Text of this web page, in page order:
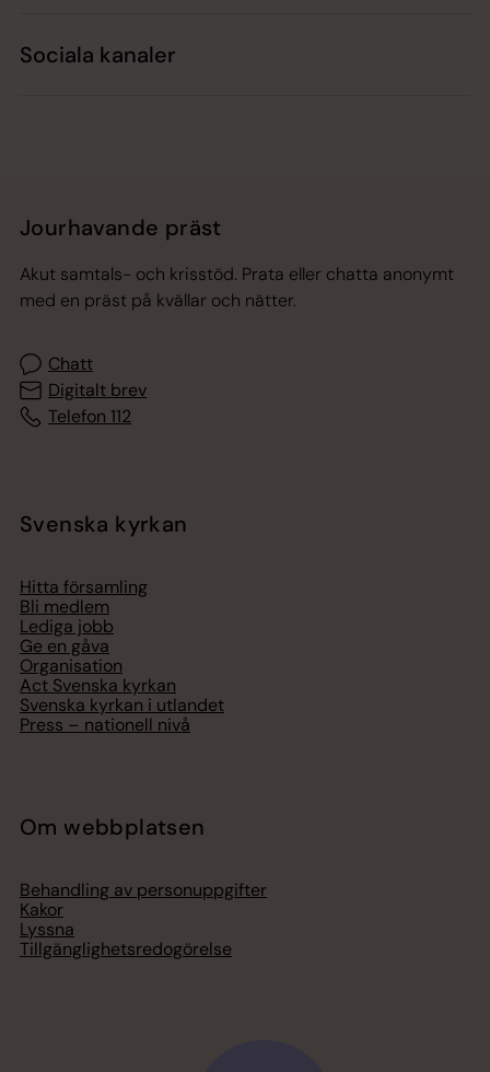
Sociala kanaler
Jourhavande präst
Akut samtals- och krisstöd. Prata eller chatta anonymt
med en präst på kvällar och nätter.
Chatt
Digitalt brev
Telefon 112
Svenska kyrkan
Hitta församling
Bli medlem
Lediga jobb
Ge en gåva
Organisation
Act Svenska kyrkan
Svenska kyrkan i utlandet
Press – nationell nivå
Om webbplatsen
Behandling av personuppgifter
Kakor
Lyssna
Tillgänglighetsredogörelse